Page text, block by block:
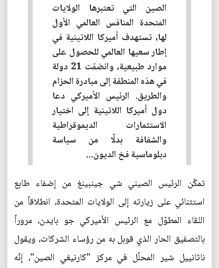
الصين التي تعتبرها الولايات
المتحدة المنافس العالمي الأول
لها، تستهدف أميركا اللاتينية في
إطار سعيها العالمي للحصول على
موارد طبيعية، وانضمّت 21 دولة
في هذه المنطقة إلى مبادرة الحزام
والطريق. الرئيس الأميركي دعا
دول أميركا اللاتينية إلى اختيار
الاستثمارات الديموقراطية
والشفافة بدلًا من سياسة
دبلوماسية فخ الديون...
تمكّن الرئيس الصيني شي جينبينغ من إضفاء طابع
استثنائي على زيارته إلى الولايات المتحدة، انطلاقاً من
اللقاء المطوّل مع الرئيس الأميركي جو بايدن، مروراً
بالتصفيق الحار الذي قوبل به من رؤساء الشركات، ويقول
ناثانييل شير المحلّل في مركز "كارنيغي الصين"، إنّه